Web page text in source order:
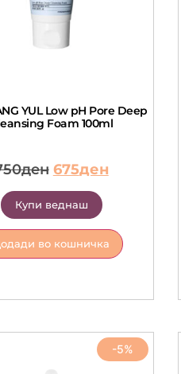
YUL Low pH Pore Deep
Foam 100ml
ден 675ден
Купи веднаш
во кошничка
-5%